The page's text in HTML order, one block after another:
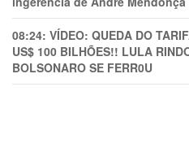
08:24: VÍDEO: QUEDA DO
US$ 100 BILHÕES!! LULA
BOLSONARO SE FERR0U